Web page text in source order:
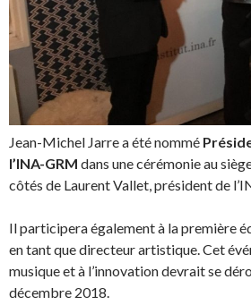
Jean-Michel Jarre a été nommé
l’INA-GRM dans une cérémonie au
côtés de Laurent Vallet, président de
Il participera également à la première
en tant que directeur artistique. Cet
musique et à l’innovation devrait se
décembre 2018.